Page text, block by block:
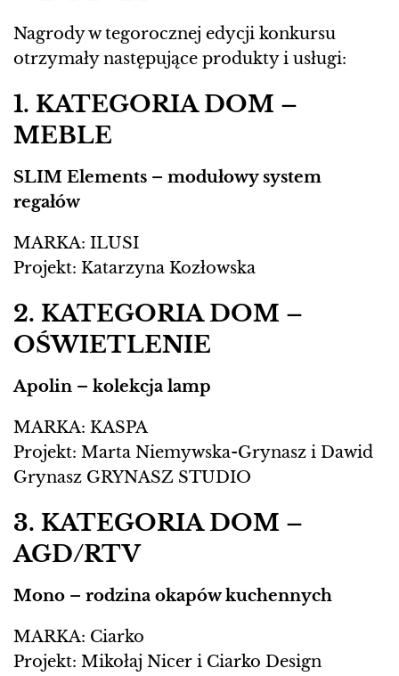
Nagrody w tegorocznej edycji konkursu
otrzymały następujące produkty i usługi:
1. KATEGORIA DOM –
MEBLE
SLIM Elements – modułowy system
regałów
MARKA: ILUSI
Projekt: Katarzyna Kozłowska
2. KATEGORIA DOM –
OŚWIETLENIE
Apolin – kolekcja lamp
MARKA: KASPA
Projekt: Marta Niemywska-Grynasz i Dawid
Grynasz GRYNASZ STUDIO
3. KATEGORIA DOM –
AGD/RTV
Mono – rodzina okapów kuchennych
MARKA: Ciarko
Projekt: Mikołaj Nicer i Ciarko Design